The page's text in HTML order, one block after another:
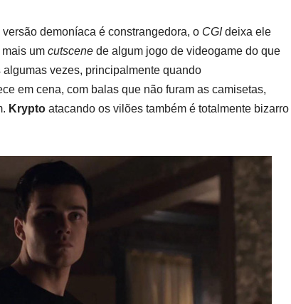
demoníaca é constrangedora, o CGIdeixa ele
um cutscene de algum jogo de videogame do que
vezes, principalmente quando
em cena, com balas que não furam as camisetas,
Krypto atacando os vilões também é totalmente bizarro